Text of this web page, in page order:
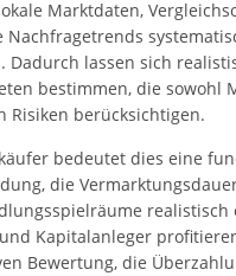
Marktdaten,
Nachfragetrends
Dadurch lassen sich
bestimmen, die sowohl
Risiken berücksichtigen.
bedeutet dies eine
die
realistisch
Kapitalanleger
Bewertung, die